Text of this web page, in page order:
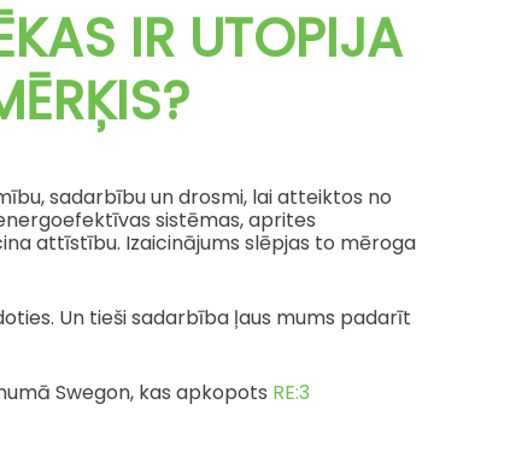
IR UTOPIJA
sadarbību un drosmi, lai atteiktos no
sistēmas, aprites
attīstību. Izaicinājums slēpjas to mēroga
Un tieši sadarbība ļaus mums padarīt
Swegon, kas apkopots RE:3